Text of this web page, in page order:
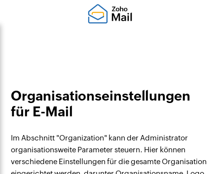
Organisationseinstellungen
für E-Mail
Im Abschnitt "Organization" kann der Administrator
organisationsweite Parameter steuern. Hier können
verschiedene Einstellungen für die gesamte Organisation